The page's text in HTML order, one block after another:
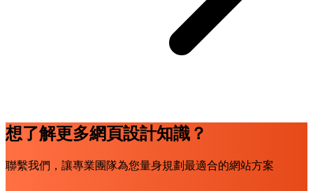
想了解更多網頁設計知識？
聯繫我們，讓專業團隊為您量身規劃最適合的網站方案